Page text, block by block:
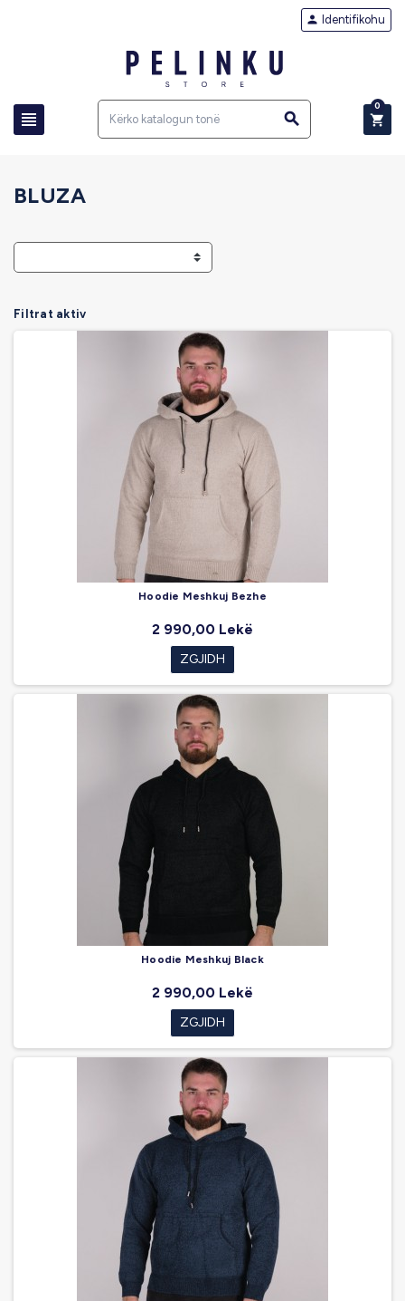
 
 Identifikohu

0
BLUZA
Filtrat aktiv
Hoodie Meshkuj Bezhe
2 990,00 Lekë
ZGJIDH
Hoodie Meshkuj Black
2 990,00 Lekë
ZGJIDH